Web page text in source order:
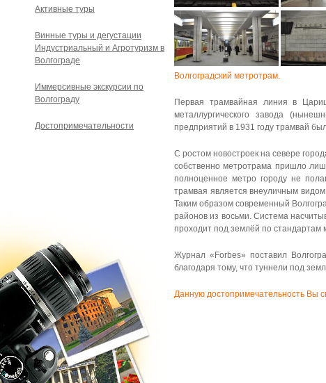
Волгоградский метротрам.
Первая трамвайная линия в
металлургического завода
предприятий в 1931 году трамвай
С ростом новостроек на севере
собственно метротрама пришло
полноценное метро городу не
трамвая является внеуличным
Таким образом современный
районов из восьми. Система
проходит под землёй по стандартам
Журнал «Forbes» поставил
благодаря тому, что туннели под
Данную достопримечательность Вы
Активные туры
Винные туры и дегустации
Индустриальный и Агротуризм в
Волгограде
Иммерсивные экскурсии по
Волгограду
Достопримечательности